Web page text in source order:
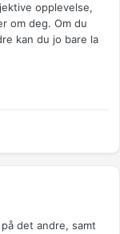
opplevelse,
om deg. Om du
kan du jo bare la
det andre, samt